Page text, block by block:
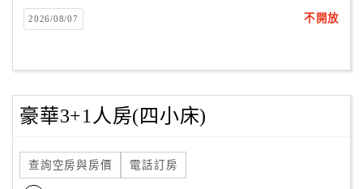
2026/08/07 不開放
豪華3+1人房(四小床)
查詢空房與房價 電話訂房